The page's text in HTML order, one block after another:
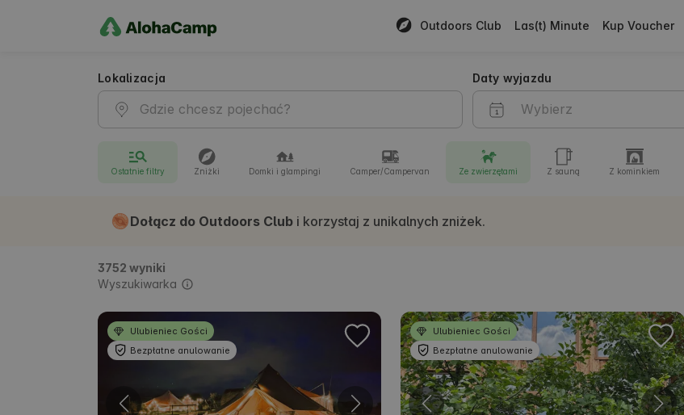
Outdoors Club Las(t) Minute Kup Voucher
Lokalizacja Daty wyjazdu
Ostatnie filtry Zniżki Domki i glampingi Camper/Campervan Ze zwierzętami Z sauną Z kominkiem
Dołącz do Outdoors Club i korzystaj z unikalnych zniżek.
3752 wyniki
Wyszukiwarka
Ulubieniec Gości
Bezpłatne anulowanie
Ulubieniec Gości
Bezpłatne anulowanie